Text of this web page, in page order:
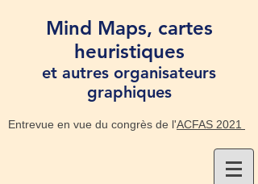
Mind Maps, cartes
heuristiques
et autres organisateurs
graphiques
Entrevue en vue du congrès de l'ACFAS 2021